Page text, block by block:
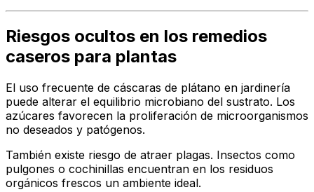
Riesgos ocultos en los remedios
caseros para plantas
El uso frecuente de cáscaras de plátano en jardinería
puede alterar el equilibrio microbiano del sustrato. Los
azúcares favorecen la proliferación de microorganismos
no deseados y patógenos.
También existe riesgo de atraer plagas. Insectos como
pulgones o cochinillas encuentran en los residuos
orgánicos frescos un ambiente ideal.